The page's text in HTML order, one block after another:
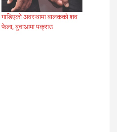
गाडिएको अवस्थामा बालकको शव
फेला, बुवाआमा पक्राउ